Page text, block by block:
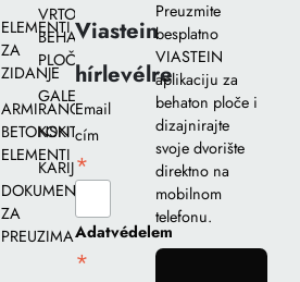
ELEMENTI
ZA
ZIDANJE
ARMIRANO-
BETONSKI
ELEMENTI
DOKUMENTI
ZA
PREUZIMANJE
VRTOVI
BEHATON
PLOČA
GALERIJA
KONTAKT
KARIJERA
Viastein
hírlevélre
Email
cím
*
Adatvédelem
*
Preuzmite
besplatno
VIASTEIN
aplikaciju za
behaton ploče i
dizajnirajte
svoje dvorište
direktno na
mobilnom
telefonu.